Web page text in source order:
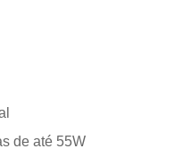
de até 55W